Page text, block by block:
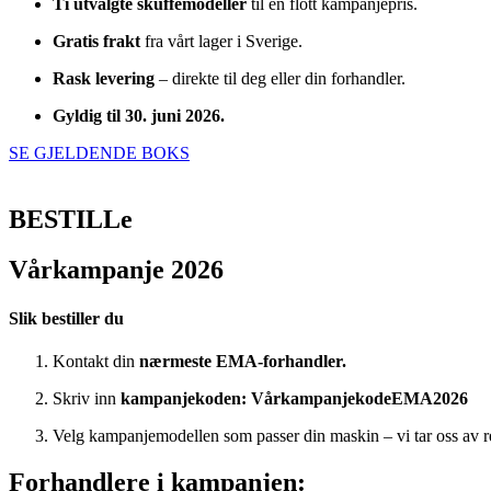
Gratis frakt fra vårt lager i Sverige.
Rask levering – direkte til deg eller din forhandler.
Gyldig til 30. juni 2026.
SE GJELDENDE BOKS
BESTILLe
Vårkampanje 2026
Slik bestiller du
Kontakt din nærmeste EMA-forhandler.
Skriv inn kampanjekoden: VårkampanjekodeEMA2026
Velg kampanjemodellen som passer din maskin – vi tar oss av
Forhandlere i kampanjen: